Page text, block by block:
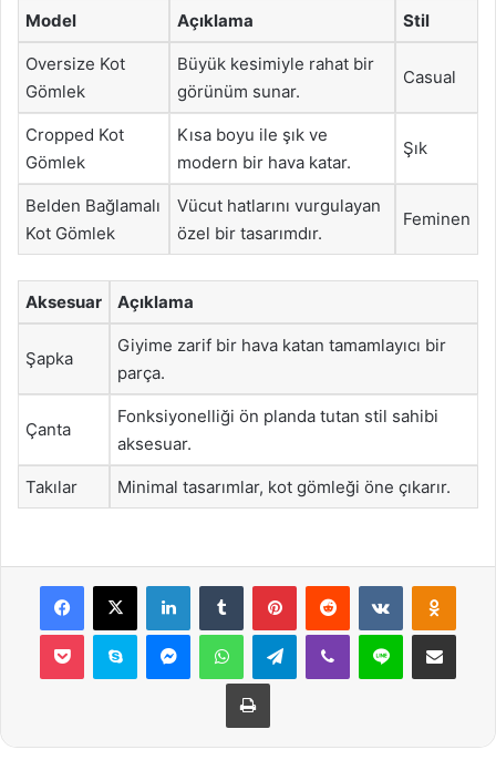
Model Açıklama Stil
Oversize Kot
Gömlek
Büyük kesimiyle rahat bir
görünüm sunar.
Casual
Cropped Kot
Gömlek
Kısa boyu ile şık ve
modern bir hava katar.
Şık
Belden Bağlamalı
Kot Gömlek
Vücut hatlarını vurgulayan
özel bir tasarımdır.
Feminen
Aksesuar Açıklama
Şapka
Giyime zarif bir hava katan tamamlayıcı bir
parça.
Çanta
Fonksiyonelliği ön planda tutan stil sahibi
aksesuar.
Takılar Minimal tasarımlar, kot gömleği öne çıkarır.
Facebook
X LinkedInTumblr PinterestReddit VKontakte
Pocket Skype MessengerWhatsAppTelegramViber Line E-Posta ile
Yazdır